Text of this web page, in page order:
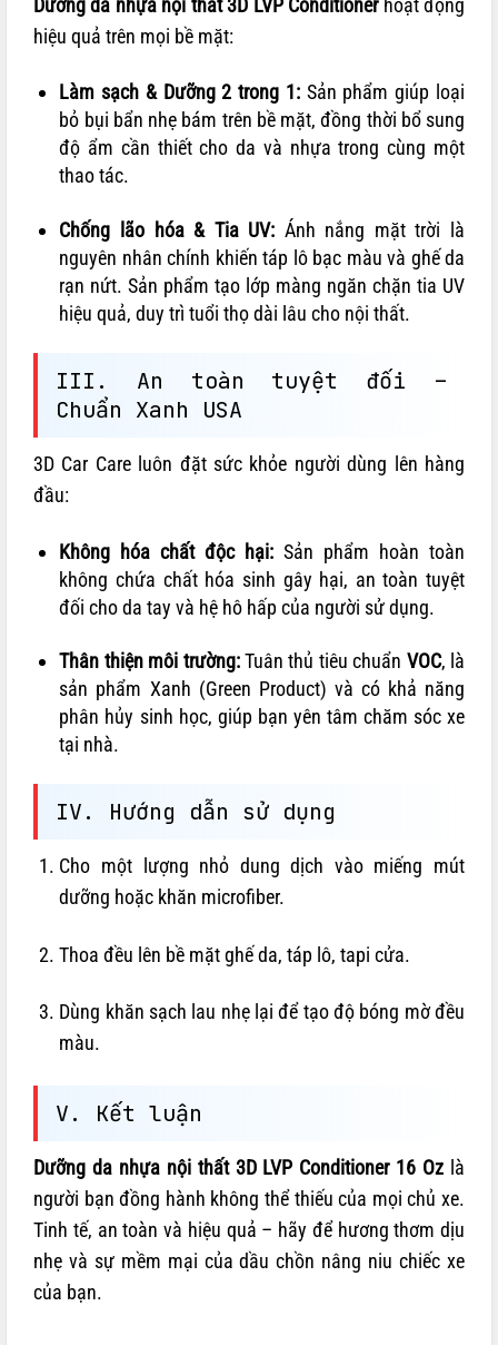
Dưỡng da nhựa nội thất 3D LVP Conditionerhoạt động
hiệu quả trên mọi bề mặt:
Làm sạch & Dưỡng 2 trong 1:Sản phẩm giúp loại
bỏ bụi bẩn nhẹ bám trên bề mặt, đồng thời bổ sung
độ ẩm cần thiết cho da và nhựa trong cùng một
thao tác.
Chống lão hóa & Tia UV: Ánh nắng mặt trời là
nguyên nhân chính khiến táp lô bạc màu và ghế da
rạn nứt. Sản phẩm tạo lớp màng ngăn chặn tia UV
hiệu quả, duy trì tuổi thọ dài lâu cho nội thất.
III. An toàn tuyệt đối –
Chuẩn Xanh USA
3D Car Care luôn đặt sức khỏe người dùng lên hàng
đầu:
Không hóa chất độc hại: Sản phẩm hoàn toàn
không chứa chất hóa sinh gây hại, an toàn tuyệt
đối cho da tay và hệ hô hấp của người sử dụng.
Thân thiện môi trường:Tuân thủ tiêu chuẩn VOC, là
sản phẩm Xanh (Green Product) và có khả năng
phân hủy sinh học, giúp bạn yên tâm chăm sóc xe
tại nhà.
IV. Hướng dẫn sử dụng
Cho một lượng nhỏ dung dịch vào miếng mút
dưỡng hoặc khăn microfiber.
Thoa đều lên bề mặt ghế da, táp lô, tapi cửa.
Dùng khăn sạch lau nhẹ lại để tạo độ bóng mờ đều
màu.
V. Kết luận
Dưỡng da nhựa nội thất 3D LVP Conditioner 16 Oz là
người bạn đồng hành không thể thiếu của mọi chủ xe.
Tinh tế, an toàn và hiệu quả – hãy để hương thơm dịu
nhẹ và sự mềm mại của dầu chồn nâng niu chiếc xe
của bạn.